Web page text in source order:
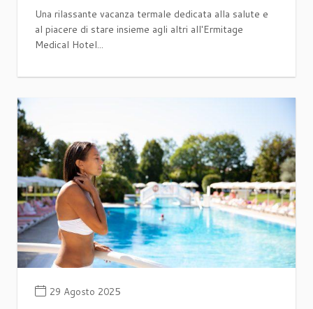
Una rilassante vacanza termale dedicata alla salute e
al piacere di stare insieme agli altri all'Ermitage
Medical Hotel...
29 Agosto 2025